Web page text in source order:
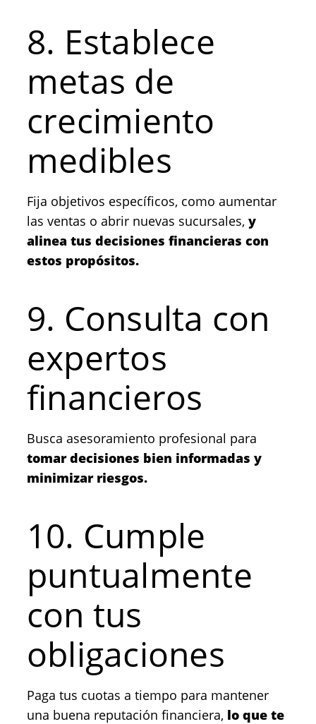
8. Establece
metas de
crecimiento
medibles
Fija objetivos específicos, como aumentar
las ventas o abrir nuevas sucursales, y
alinea tus decisiones financieras con
estos propósitos.
9. Consulta con
expertos
financieros
Busca asesoramiento profesional para
tomar decisiones bien informadas y
minimizar riesgos.
10. Cumple
puntualmente
con tus
obligaciones
Paga tus cuotas a tiempo para mantener
una buena reputación financiera, lo que te